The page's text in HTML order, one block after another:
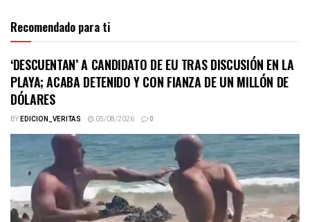
Recomendado para ti
‘DESCUENTAN’ A CANDIDATO DE EU TRAS DISCUSIÓN EN LA
PLAYA; ACABA DETENIDO Y CON FIANZA DE UN MILLÓN DE
DÓLARES
BYEDICION_VERITAS 05/08/2026 0